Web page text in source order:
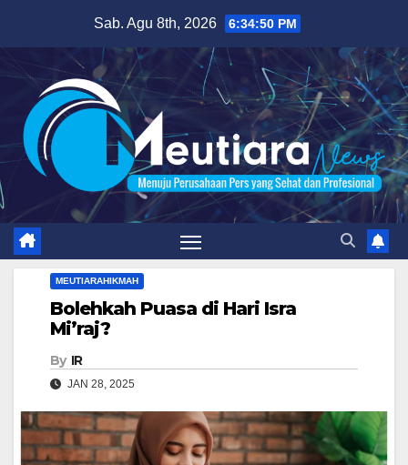
content
Sab. Agu 8th, 2026 6:34:51 PM
MEUTIARAHIKMAH
Bolehkah Puasa di Hari Isra
Mi’raj?
By IR
JAN 28, 2025